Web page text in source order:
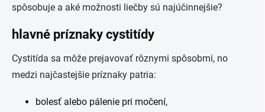
spôsobuje a aké možnosti liečby sú najúčinnejšie?
hlavné príznaky cystitídy
Cystitída sa môže prejavovať rôznymi spôsobmi, no
medzi najčastejšie príznaky patria:
bolesť alebo pálenie pri močení,